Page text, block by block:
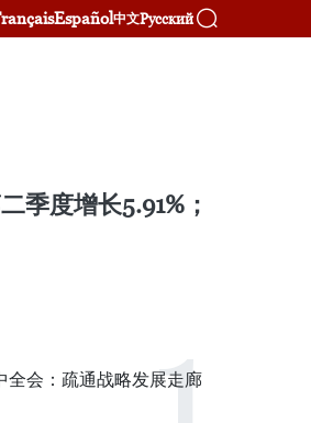
Español中文Русский
季度增长5.91%；
全会：疏通战略发展走廊